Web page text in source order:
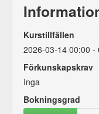
Kurstillfällen
2026-03-14 00:00 -
Förkunskapskrav
Inga
Bokningsgrad